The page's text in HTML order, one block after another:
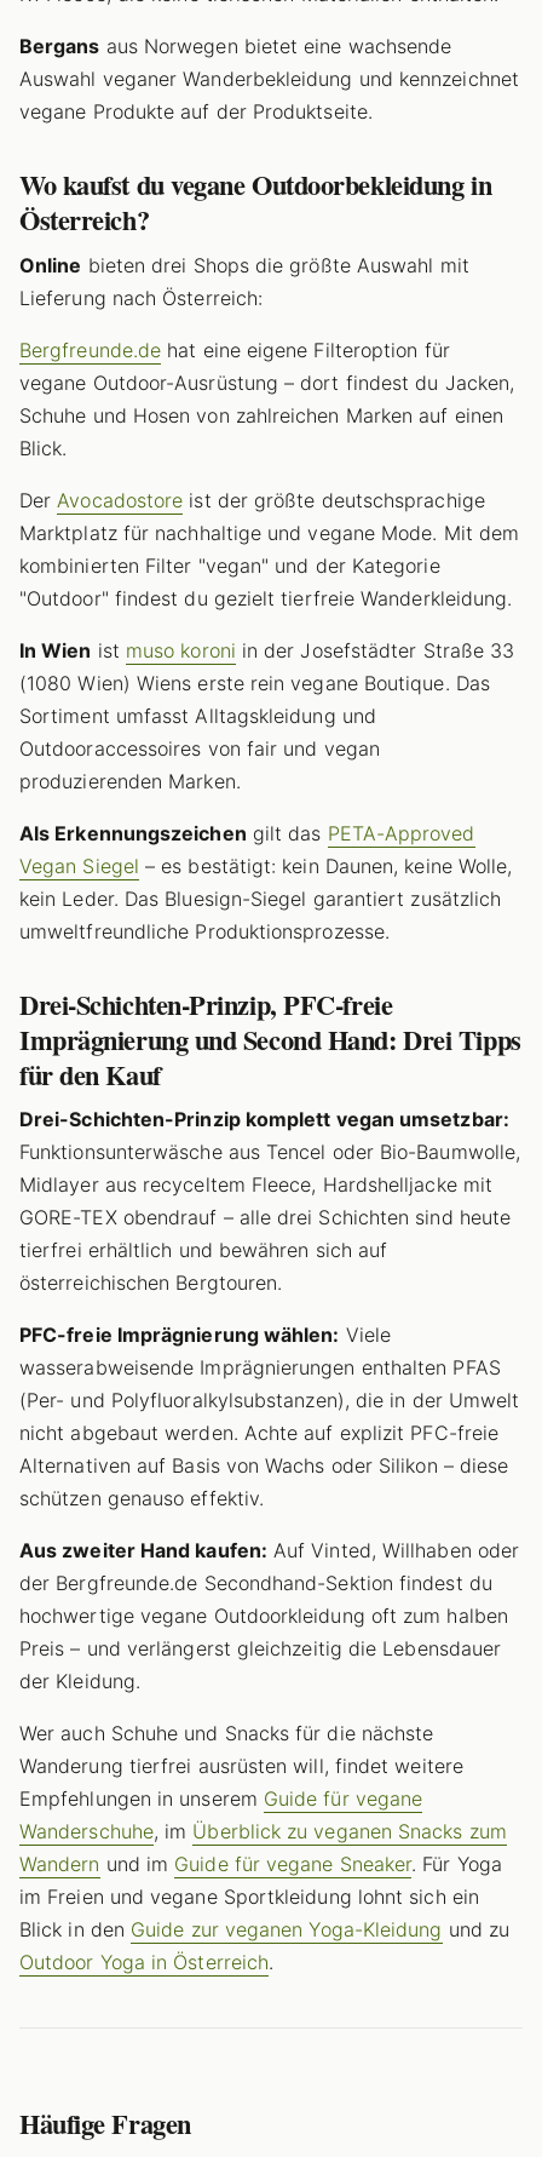
Bergans aus Norwegen bietet eine wachsende
Auswahl veganer Wanderbekleidung und kennzeichnet
vegane Produkte auf der Produktseite.
Wo kaufst du vegane Outdoorbekleidung in
Österreich?
Online bieten drei Shops die größte Auswahl mit
Lieferung nach Österreich:
Bergfreunde.de hat eine eigene Filteroption für
vegane Outdoor-Ausrüstung – dort findest du Jacken,
Schuhe und Hosen von zahlreichen Marken auf einen
Blick.
Der Avocadostore ist der größte deutschsprachige
Marktplatz für nachhaltige und vegane Mode. Mit dem
kombinierten Filter "vegan" und der Kategorie
"Outdoor" findest du gezielt tierfreie Wanderkleidung.
In Wien ist muso koroni in der Josefstädter Straße 33
(1080 Wien) Wiens erste rein vegane Boutique. Das
Sortiment umfasst Alltagskleidung und
Outdooraccessoires von fair und vegan
produzierenden Marken.
Als Erkennungszeichen gilt das PETA-Approved
Vegan Siegel – es bestätigt: kein Daunen, keine Wolle,
kein Leder. Das Bluesign-Siegel garantiert zusätzlich
umweltfreundliche Produktionsprozesse.
Drei-Schichten-Prinzip, PFC-freie
Imprägnierung und Second Hand: Drei Tipps
für den Kauf
Drei-Schichten-Prinzip komplett vegan umsetzbar:
Funktionsunterwäsche aus Tencel oder Bio-Baumwolle,
Midlayer aus recyceltem Fleece, Hardshelljacke mit
GORE-TEX obendrauf – alle drei Schichten sind heute
tierfrei erhältlich und bewähren sich auf
österreichischen Bergtouren.
PFC-freie Imprägnierung wählen: Viele
wasserabweisende Imprägnierungen enthalten PFAS
(Per- und Polyfluoralkylsubstanzen), die in der Umwelt
nicht abgebaut werden. Achte auf explizit PFC-freie
Alternativen auf Basis von Wachs oder Silikon – diese
schützen genauso effektiv.
Aus zweiter Hand kaufen: Auf Vinted, Willhaben oder
der Bergfreunde.de Secondhand-Sektion findest du
hochwertige vegane Outdoorkleidung oft zum halben
Preis – und verlängerst gleichzeitig die Lebensdauer
der Kleidung.
Wer auch Schuhe und Snacks für die nächste
Wanderung tierfrei ausrüsten will, findet weitere
Empfehlungen in unserem Guide für vegane
Wanderschuhe, im Überblick zu veganen Snacks zum
Wandern und im Guide für vegane Sneaker. Für Yoga
im Freien und vegane Sportkleidung lohnt sich ein
Blick in den Guide zur veganen Yoga-Kleidung und zu
Outdoor Yoga in Österreich.
Häufige Fragen